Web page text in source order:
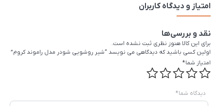
امتیاز و دیدگاه کاربران
نقد و بررسی‌ها
برای این کالا هنوز نظری ثبت نشده است.
اولین کسی باشید که دیدگاهی می نویسد “شیر روشویی شودر مدل راموند کروم”
امتیاز شما*
دیدگاه شما*